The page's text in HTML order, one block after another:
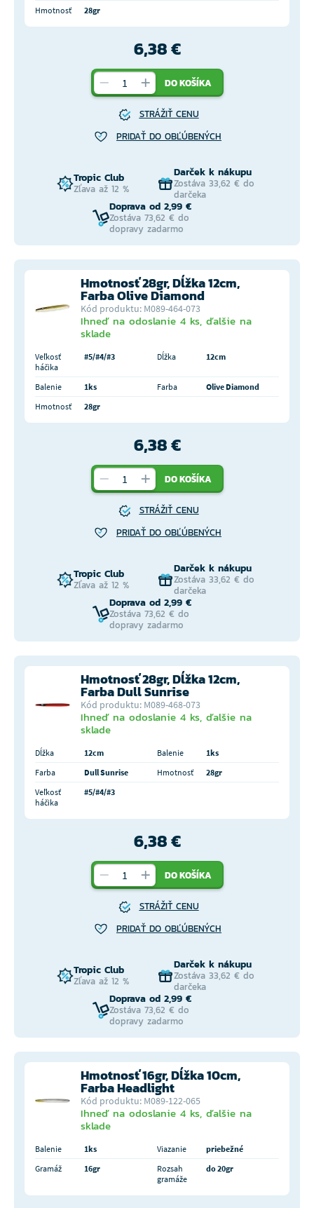
Hmotnosť 28gr
6,38 €
DO KOŠÍKA
STRÁŽIŤ CENU
PRIDAŤ DO OBĽÚBENÝCH
Tropic Club
Zľava až 12 %
Darček k nákupu
Zostáva 33,62 € do
darčeka
Doprava od 2,99 €
Zostáva 73,62 € do
dopravy zadarmo
Hmotnosť 28gr, Dĺžka 12cm,
Farba Olive Diamond
Kód produktu: M089-464-073
Ihneď na odoslanie 4 ks, ďalšie na
sklade
Veľkosť
háčika
#5/#4/#3 Dĺžka 12cm
Balenie 1ks Farba
Olive Diamond
Hmotnosť
28gr
6,38 €
DO KOŠÍKA
STRÁŽIŤ CENU
PRIDAŤ DO OBĽÚBENÝCH
Tropic Club
Zľava až 12 %
Darček k nákupu
Zostáva 33,62 € do
darčeka
Doprava od 2,99 €
Zostáva 73,62 € do
dopravy zadarmo
Hmotnosť 28gr, Dĺžka 12cm,
Farba Dull Sunrise
Kód produktu: M089-468-073
Ihneď na odoslanie 4 ks, ďalšie na
sklade
Dĺžka 12cm Balenie
1ks
Farba
Dull Sunrise Hmotnosť
28gr
Veľkosť
háčika
#5/#4/#3
6,38 €
DO KOŠÍKA
STRÁŽIŤ CENU
PRIDAŤ DO OBĽÚBENÝCH
Tropic Club
Zľava až 12 %
Darček k nákupu
Zostáva 33,62 € do
darčeka
Doprava od 2,99 €
Zostáva 73,62 € do
dopravy zadarmo
Hmotnosť 16gr, Dĺžka 10cm,
Farba Headlight
Kód produktu: M089-122-065
Ihneď na odoslanie 4 ks, ďalšie na
sklade
Balenie 1ks Viazanie
priebežné
Gramáž
16gr
Rozsah
gramáže
do 20gr